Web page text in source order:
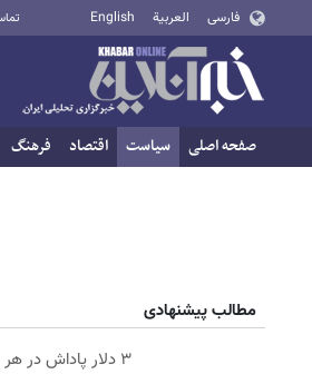
فارسی العربية English
صفحه اصلی سیاست اقتصاد فرهنگ
مطالب پیشنهادی
۳ دلار پاداش در هر لات معاملاتی در بروکر اینوسلو